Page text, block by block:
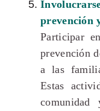
prevención
Participar
prevención
a las
Estas